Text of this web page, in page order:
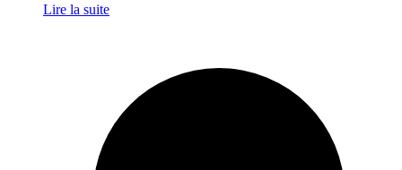
Lire la suite